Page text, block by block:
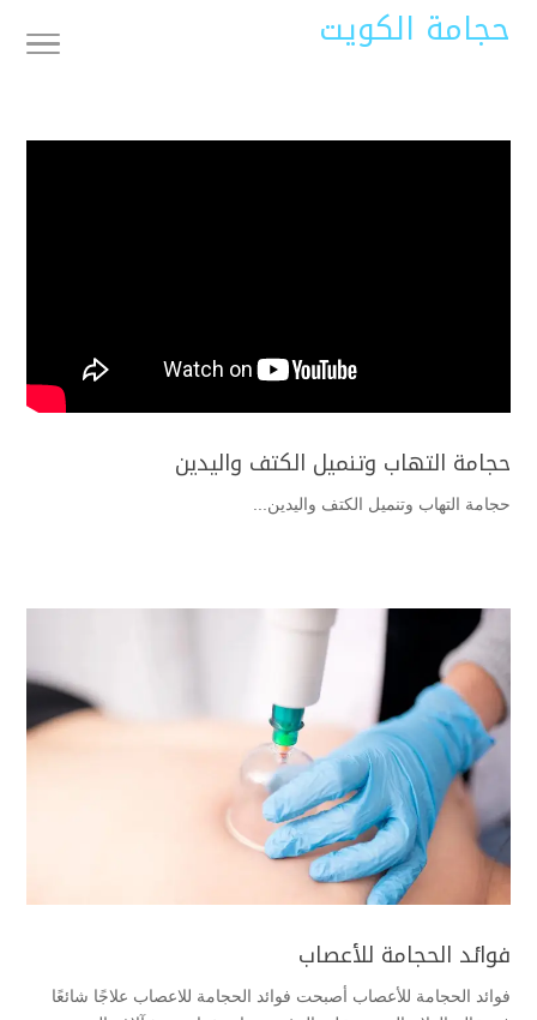
حجامة الكويت
حجامة التهاب وتنميل الكتف واليدين
حجامة التهاب وتنميل الكتف واليدين...
فوائد الحجامة للأعصاب
فوائد الحجامة للأعصاب أصبحت فوائد الحجامة للاعصاب علاجًا شائعًا